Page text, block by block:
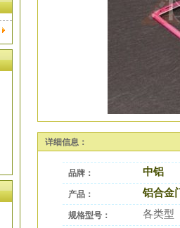
详细信息：
品牌： 中铝
产品： 铝合金
规格型号： 各类型